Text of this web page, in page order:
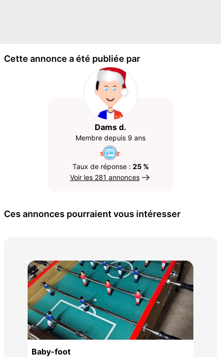
Cette annonce a été publiée par
Dams d.
Membre depuis 9 ans
Taux de réponse : 25 %
Voir les 281 annonces
Ces annonces pourraient vous intéresser
Baby-foot